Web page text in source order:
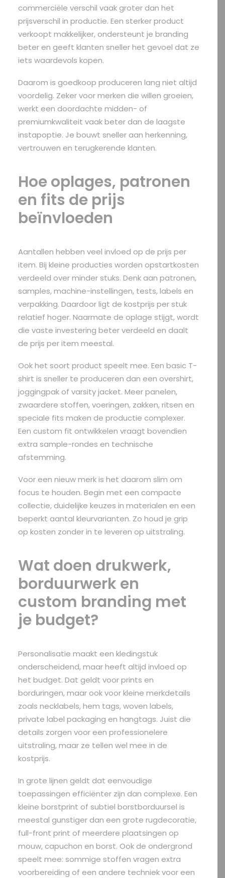
commerciële verschil vaak groter dan het
prijsverschil in productie. Een sterker product
verkoopt makkelijker, ondersteunt je branding
beter en geeft klanten sneller het gevoel dat ze
iets waardevols kopen.
Daarom is goedkoop produceren lang niet altijd
voordelig. Zeker voor merken die willen groeien,
werkt een doordachte midden- of
premiumkwaliteit vaak beter dan de laagste
instapoptie. Je bouwt sneller aan herkenning,
vertrouwen en terugkerende klanten.
Hoe oplages, patronen
en fits de prijs
beïnvloeden
Aantallen hebben veel invloed op de prijs per
item. Bij kleine producties worden opstartkosten
verdeeld over minder stuks. Denk aan patronen,
samples, machine-instellingen, tests, labels en
verpakking. Daardoor ligt de kostprijs per stuk
relatief hoger. Naarmate de oplage stijgt, wordt
die vaste investering beter verdeeld en daalt
de prijs per item meestal.
Ook het soort product speelt mee. Een basic T-
shirt is sneller te produceren dan een overshirt,
joggingpak of varsity jacket. Meer panelen,
zwaardere stoffen, voeringen, zakken, ritsen en
speciale fits maken de productie complexer.
Een custom fit ontwikkelen vraagt bovendien
extra sample-rondes en technische
afstemming.
Voor een nieuw merk is het daarom slim om
focus te houden. Begin met een compacte
collectie, duidelijke keuzes in materialen en een
beperkt aantal kleurvarianten. Zo houd je grip
op kosten zonder in te leveren op uitstraling.
Wat doen drukwerk,
borduurwerk en
custom branding met
je budget?
Personalisatie maakt een kledingstuk
onderscheidend, maar heeft altijd invloed op
het budget. Dat geldt voor prints en
borduringen, maar ook voor kleine merkdetails
zoals necklabels, hem tags, woven labels,
private label packaging en hangtags. Juist die
details zorgen voor een professionelere
uitstraling, maar ze tellen wel mee in de
kostprijs.
In grote lijnen geldt dat eenvoudige
toepassingen efficiënter zijn dan complexe. Een
kleine borstprint of subtiel borstborduursel is
meestal gunstiger dan een grote rugdecoratie,
full-front print of meerdere plaatsingen op
mouw, capuchon en borst. Ook de ondergrond
speelt mee: sommige stoffen vragen extra
voorbereiding of een andere techniek voor een